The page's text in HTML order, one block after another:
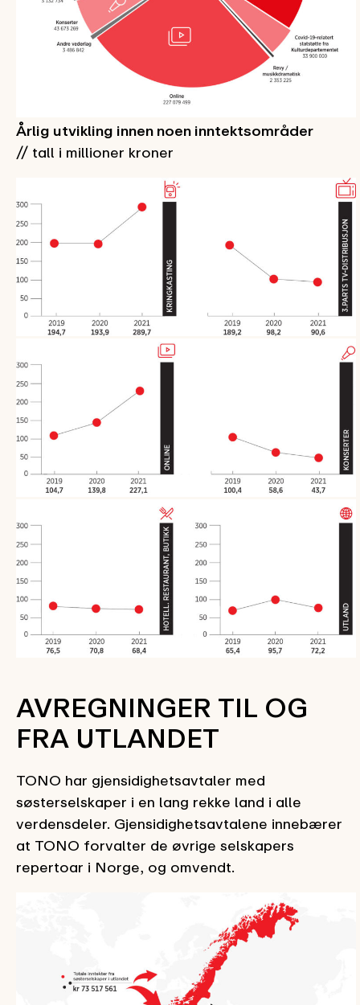
Årlig utvikling innen noen inntektsområder
// tall i millioner kroner
AVREGNINGER TIL OG
FRA UTLANDET
TONO har gjensidighetsavtaler med
søsterselskaper i en lang rekke land i alle
verdensdeler. Gjensidighetsavtalene innebærer
at TONO forvalter de øvrige selskapers
repertoar i Norge, og omvendt.